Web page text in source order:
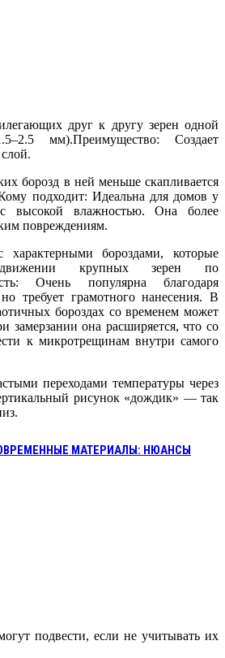
друг к другу зерен одной
мм).Преимущество: Создает
борозд в ней меньше скапливается
подходит: Идеальна для домов у
высокой влажностью. Она более
повреждениям.
бороздами, которые
крупных зерен по
: Очень популярна благодаря
требует грамотного нанесения. В
бороздах со временем может
замерзании она расширяется, что со
к микротрещинам внутри самого
переходами температуры через
рисунок «дождик» — так
МАТЕРИАЛЫ: НЮАНСЫ
подвести, если не учитывать их